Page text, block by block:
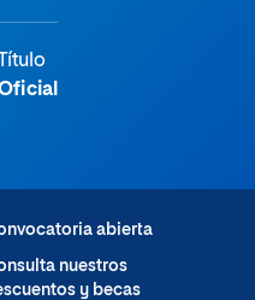
Título
abierta
nuestros
y becas